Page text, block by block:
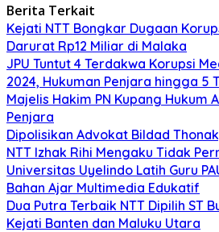
Berita Terkait
Kejati NTT Bongkar Dugaan
Darurat Rp12 Miliar di Malaka
JPU Tuntut 4 Terdakwa Korupsi
2024, Hukuman Penjara hingga 5
Majelis Hakim PN Kupang Hukum
Penjara
Dipolisikan Advokat Bildad
NTT Izhak Rihi Mengaku Tidak
Universitas Uyelindo Latih Guru
Bahan Ajar Multimedia Edukatif
Dua Putra Terbaik NTT Dipilih ST
Kejati Banten dan Maluku Utara